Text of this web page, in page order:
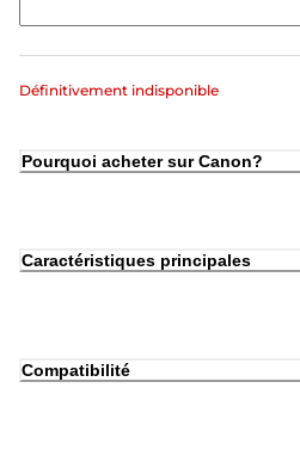
Définitivement indisponible
Pourquoi acheter sur Canon?
Caractéristiques principales
Compatibilité